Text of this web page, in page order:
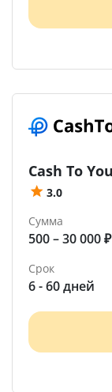
Cash To You
3.0
Сумма
500 – 30 000 ₽
Срок
6 - 60 дней